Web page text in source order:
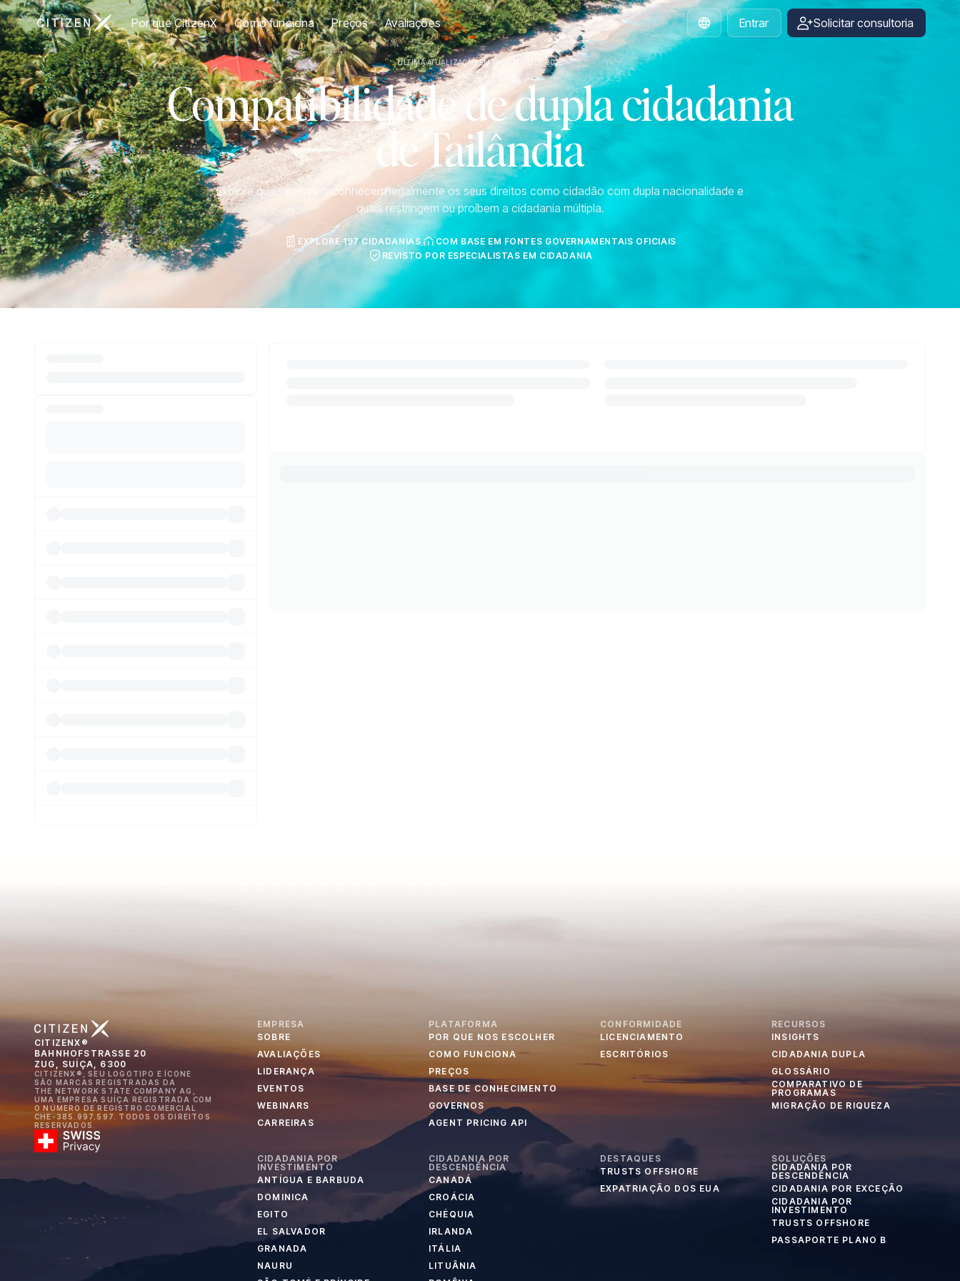
Ir para a página inicial da CitizenX
Por que CitizenX Como funciona Preços Avaliações
Portuguese
Entrar Solicitar consultoria
ÚLTIMA ATUALIZAÇÃO EM 19 DE MAIO DE 2026
Compatibilidade de dupla cidadania
de Tailândia
Explore quais países reconhecem legalmente os seus direitos como cidadão com dupla nacionalidade e
quais restringem ou proíbem a cidadania múltipla.
EXPLORE 197 CIDADANIAS
COM BASE EM FONTES GOVERNAMENTAIS OFICIAIS
REVISTO POR ESPECIALISTAS EM CIDADANIA
CITIZENX®
BAHNHOFSTRASSE 20
ZUG, SUÍÇA, 6300
CITIZENX®, SEU LOGOTIPO E ÍCONE
SÃO MARCAS REGISTRADAS DA
THE NETWORK STATE COMPANY AG,
UMA EMPRESA SUÍÇA REGISTRADA COM
O NÚMERO DE REGISTRO COMERCIAL
CHE-385.997.597. TODOS OS DIREITOS
RESERVADOS.
EMPRESA
SOBRE
AVALIAÇÕES
LIDERANÇA
EVENTOS
WEBINARS
CARREIRAS
PLATAFORMA
POR QUE NOS ESCOLHER
COMO FUNCIONA
PREÇOS
BASE DE CONHECIMENTO
GOVERNOS
AGENT PRICING API
CONFORMIDADE
LICENCIAMENTO
ESCRITÓRIOS
RECURSOS
INSIGHTS
CIDADANIA DUPLA
GLOSSÁRIO
COMPARATIVO DE
PROGRAMAS
MIGRAÇÃO DE RIQUEZA
CIDADANIA POR
INVESTIMENTO
ANTÍGUA E BARBUDA
DOMINICA
EGITO
EL SALVADOR
GRANADA
NAURU
CIDADANIA POR
DESCENDÊNCIA
CANADÁ
CROÁCIA
CHÉQUIA
IRLANDA
ITÁLIA
LITUÂNIA
DESTAQUES
TRUSTS OFFSHORE
EXPATRIAÇÃO DOS EUA
SOLUÇÕES
CIDADANIA POR
DESCENDÊNCIA
CIDADANIA POR EXCEÇÃO
CIDADANIA POR
INVESTIMENTO
TRUSTS OFFSHORE
PASSAPORTE PLANO B